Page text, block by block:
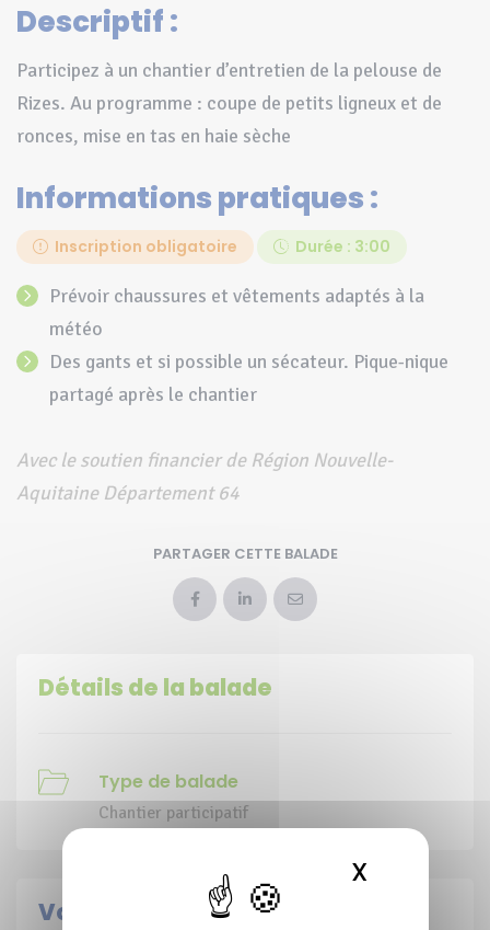
X
Descriptif :
Participez à un chantier d’entretien de la pelouse de
Rizes. Au programme : coupe de petits ligneux et de
ronces, mise en tas en haie sèche
Informations pratiques :
Inscription obligatoire Durée : 3:00
Prévoir chaussures et vêtements adaptés à la
météo
des gants et si possible un sécateur. Pique-nique
partagé après le chantier
Avec le soutien financier de Région Nouvelle-
Aquitaine Département 64
PARTAGER CETTE BALADE
Détails de la balade
Type de balade
Chantier participatif
Votre contact